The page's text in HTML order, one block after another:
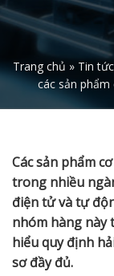
Trang chủ » Tin tức
các sản phẩm
Các sản phẩm
trong nhiều
điện tử và tự
nhóm hàng này
hiểu quy định
sơ đầy đủ.